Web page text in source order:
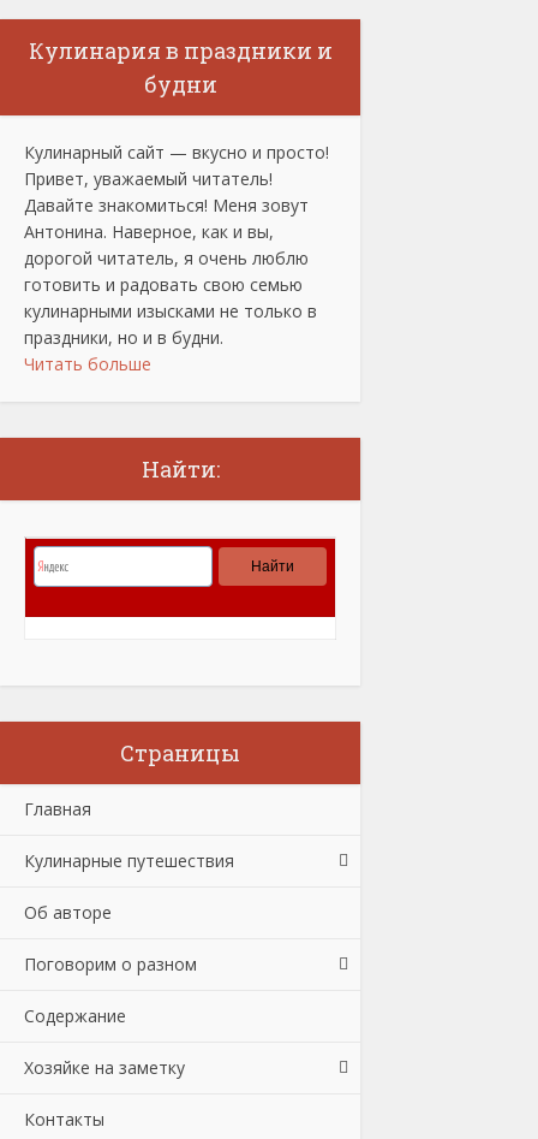
Кулинария в праздники и
будни
Кулинарный сайт — вкусно и просто!
Привет, уважаемый читатель!
Давайте знакомиться! Меня зовут
Антонина. Наверное, как и вы,
дорогой читатель, я очень люблю
готовить и радовать свою семью
кулинарными изысками не только в
праздники, но и в будни.
Читать больше
Найти:
Страницы
Главная
Кулинарные путешествия
Об авторе
Поговорим о разном
Содержание
Хозяйке на заметку
Контакты